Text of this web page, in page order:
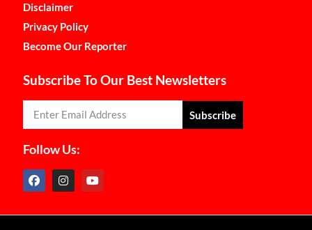
Disclaimer
Privacy Policy
Become Our Reporter
Subscribe To Our Best Newsletters
Subscribe
Follow Us: